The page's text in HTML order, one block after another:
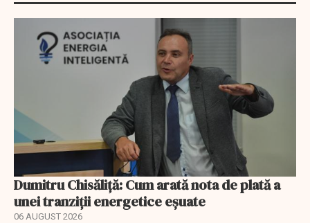
Dumitru Chisăliță: Cum arată nota de plată a
unei tranziții energetice eșuate
06 AUGUST 2026